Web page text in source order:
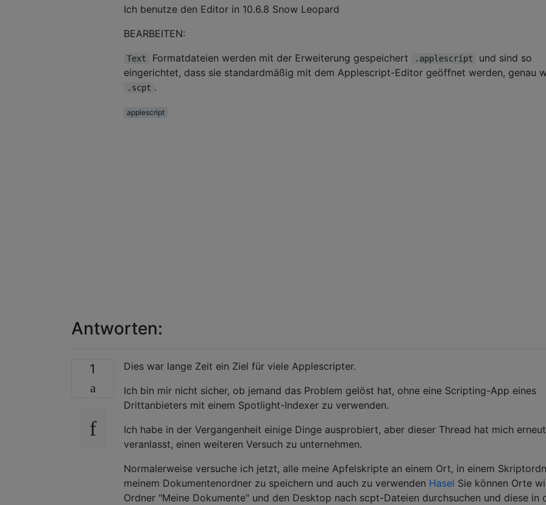
Ich benutze den Editor in 10.6.8 Snow Leopard
BEARBEITEN:
Text Formatdateien werden mit der Erweiterung gespeichert .applescript
und sind so
eingerichtet, dass sie standardmäßig mit dem Applescript-Editor geöffnet werden, genau
.scpt .
applescript
Antworten:
1
Dies war lange Zeit ein Ziel für viele Applescripter.
Ich bin mir nicht sicher, ob jemand das Problem gelöst hat, ohne eine Scripting-App eines
Drittanbieters mit einem Spotlight-Indexer zu verwenden.
Ich habe in der Vergangenheit einige Dinge ausprobiert, aber dieser Thread hat mich
veranlasst, einen weiteren Versuch zu unternehmen.
Normalerweise versuche ich jetzt, alle meine Apfelskripte an einem Ort, in einem
meinem Dokumentenordner zu speichern und auch zu verwenden Hasel Sie können Orte
Ordner "Meine Dokumente" und den Desktop nach scpt-Dateien durchsuchen und diese in